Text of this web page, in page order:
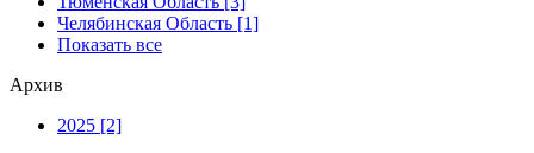
Челябинская Область [1]
Показать все
Архив
2025 [2]